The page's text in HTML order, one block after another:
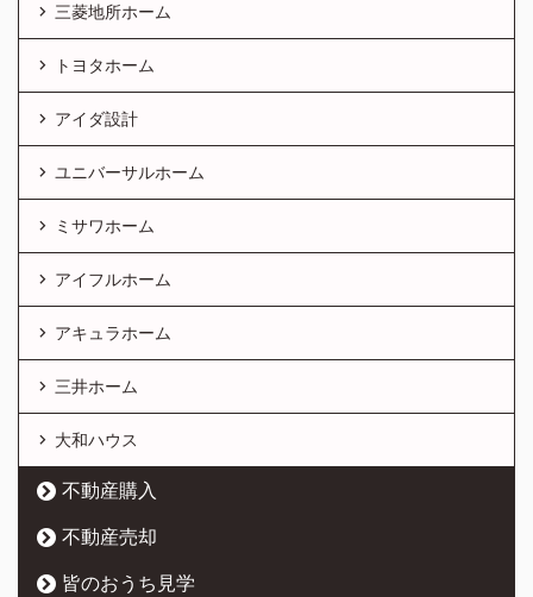
三菱地所ホーム
トヨタホーム
アイダ設計
ユニバーサルホーム
ミサワホーム
アイフルホーム
アキュラホーム
三井ホーム
大和ハウス
不動産購入
不動産売却
皆のおうち見学